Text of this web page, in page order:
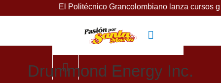
El Politécnico Grancolombiano lanza cursos gratuitos
Drummond Energy Inc.